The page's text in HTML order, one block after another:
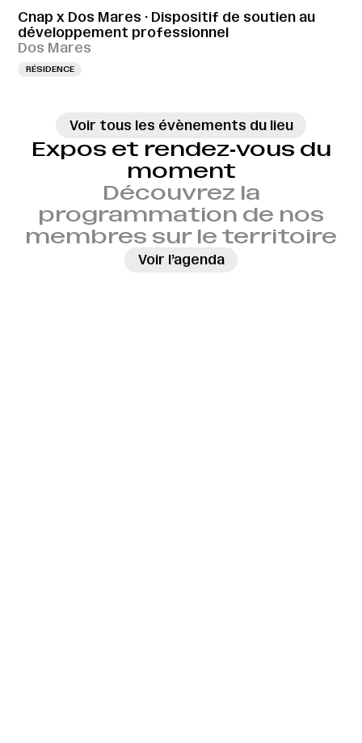
Cnap x Dos Mares · Dispositif de soutien au
développement professionnel
Dos Mares
RÉSIDENCE
Voir tous les évènements du lieu
Expos et rendez‑vous du
moment
Découvrez la
programmation de nos
membres sur le territoire
Voir l’agenda